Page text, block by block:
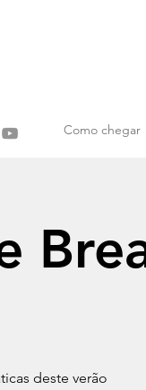
Como chegar
deste verão